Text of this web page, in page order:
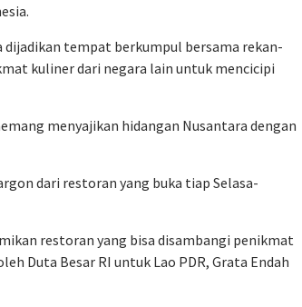
dijadikan tempat berkumpul bersama rekan-
kuliner dari negara lain untuk mencicipi
menyajikan hidangan Nusantara dengan
dari restoran yang buka tiap Selasa-
restoran yang bisa disambangi penikmat
Duta Besar RI untuk Lao PDR, Grata Endah